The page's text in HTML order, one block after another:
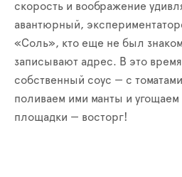
скорость и воображение
авантюрный,
«Соль», кто еще не был
записывают адрес. В это
собственный соус — с
поливаем ими манты и угощаем
площадки — восторг!